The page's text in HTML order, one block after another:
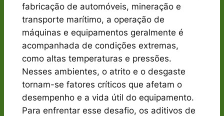
fabricação de automóveis, mineração e
transporte marítimo, a operação de
máquinas e equipamentos geralmente é
acompanhada de condições extremas,
como altas temperaturas e pressões.
Nesses ambientes, o atrito e o desgaste
tornam-se fatores críticos que afetam o
desempenho e a vida útil do equipamento.
Para enfrentar esse desafio, os aditivos de